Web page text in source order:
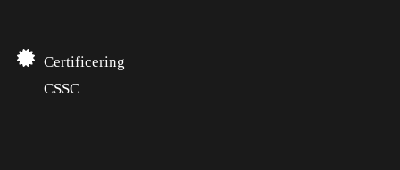
Certificering
CSSC